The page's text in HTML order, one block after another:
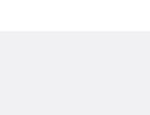
відсутності даних вкладених з